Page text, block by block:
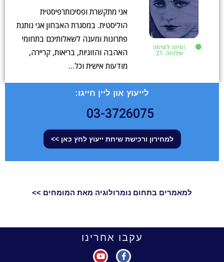
זמינה לשיחה
שלוחה: 21
אני מתקשרת ופסיכותרפיסטית
הוליסטית. במסגרת האבחון אני נותנת
פתרונות ומענה לשאלותיכם בתחומי
האהבה והזוגיות, בריאות, קריירה,
מודעות אישית וכל…
לייעוץ און ליין חייגו:
03-3726075
למחירון ורכישת שיחת ייעוץ לחץ כאן >>
למאמרים בתחום נומרולוגיה מאת המומחים >>
עקבו אחרינו